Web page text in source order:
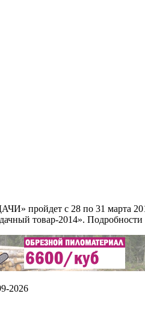
пройдет с 28 по 31 марта
товар-2014».
2026